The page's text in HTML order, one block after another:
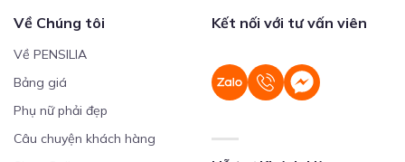
Về Chúng tôi
Về PENSILIA
Bảng giá
Phụ nữ phải đẹp
Câu chuyện khách hàng
Kết nối với tư vấn viên